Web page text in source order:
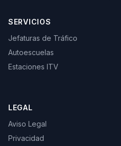
SERVICIOS
Jefaturas de Tráfico
Autoescuelas
Estaciones ITV
LEGAL
Aviso Legal
Privacidad